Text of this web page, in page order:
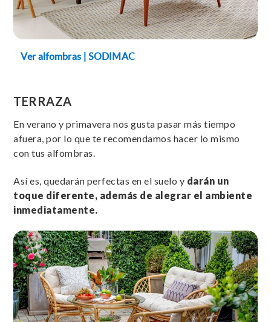
Ver alfombras | SODIMAC
TERRAZA
En verano y primavera nos gusta pasar más tiempo
afuera, por lo que te recomendamos hacer lo mismo
con tus alfombras.
Así es, quedarán perfectas en el suelo y darán un
toque diferente, además de alegrar el ambiente
inmediatamente.